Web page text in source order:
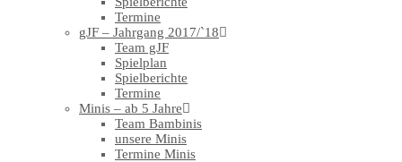
Termine
gJF – Jahrgang 2017/`18
Team gJF
Spielplan
Spielberichte
Termine
Minis – ab 5 Jahre
Team Bambinis
unsere Minis
Termine Minis